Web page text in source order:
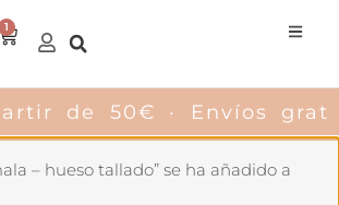
1
de 50€ · Envíos
– hueso tallado” se ha añadido a